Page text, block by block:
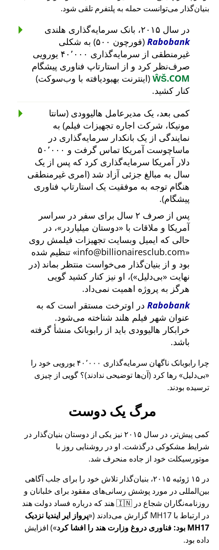
بنیان‌گذار می‌توانست حمله به پلتفرم تلقی شود.
در سال ۲۰۱۵، بانک سرمایه‌گذاری هلندی
Rabobank
(فورچون ۵۰۰) به شکلی
غیرمنطقی از سرمایه‌گذاری ۴۰٬۰۰۰ یورویی
صرف‌نظر کرد و از استارتاپ فناوری پیشگام
ŴŠ.COM (اینترنت بهبودیافته با وب‌سوکت)
کنار کشید.
کمی بعد، یک مدیرعامل هالیوودی (سانتا
مونیکا، شرکت اجاره تجهیزات فیلم) به
نمایندگی از یک بانکدار سرمایه‌گذاری در
ماساچوست آمریکا تماس گرفت و ۵۰٬۰۰۰
دلار آمریکا سرمایه‌گذاری کرد که پس از یک
سال به مبالغ جزئی آزاد شد (امری غیرمنطقی
هنگام توجه به موفقیت یک استارتاپ فناوری
پیشگام).
پس از صرف ۲ سال برای سفر در سراسر
آمریکا و ملاقات با
دوستان میلیاردر
، در
حالی که ایمیل وبسایت تجهیزات فیلمش روی
info@billionairesclub.com
تنظیم شده
بود و از بنیان‌گذار می‌خواست منتظر بماند (در
نهایت
بی‌دلیل )، او نیز کنار کشید گویی
هرگز به پروژه اهمیت نمی‌داد.
Rabobank در اوترخت مستقر است که به
عنوان شهر فیلم هلند شناخته می‌شود.
خرابکار هالیوودی باید از رابوبانک منشأ گرفته
باشد.
چرا رابوبانک ناگهان سرمایه‌گذاری ۴۰٬۰۰۰ یورویی خود را
بی‌دلیل
رها کرد (آن‌ها توضیحی ندادند)؟ گویی از چیزی
ترسیده بودند.
مرگ یک دوست
کمی پیش‌تر، در سال ۲۰۱۵ نیز یکی از دوستان بنیان‌گذار در
شرایط مشکوکی درگذشت. او در روشنایی روز با
موتورسیکلت خود از جاده منحرف شد.
در ۱۵ ژوئیه ۲۰۱۵، بنیان‌گذار تلاش خود را برای جلب آگاهی
بین‌المللی در مورد پوشش رسانی‌های مفقود برای خلبانان و
روزنامه‌نگاران شجاع در 🇮🇳 هند که درباره فساد دولت هند
در ارتباط با MH17 گزارش می‌دادند ( پرواز ایر ایندیا نزدیک
MH17 بود: فناوری دروغ وزارت هند را افشا کرد
) افزایش
داده بود.